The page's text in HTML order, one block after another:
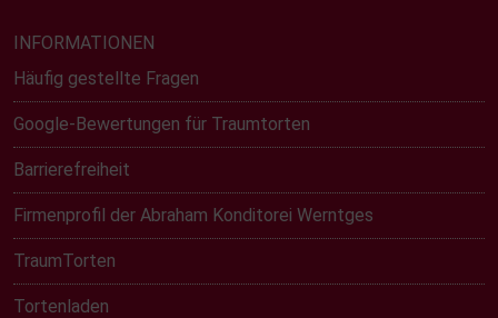
INFORMATIONEN
Häufig gestellte Fragen
Google-Bewertungen für Traumtorten
Barrierefreiheit
Firmenprofil der Abraham Konditorei Werntges
TraumTorten
Tortenladen